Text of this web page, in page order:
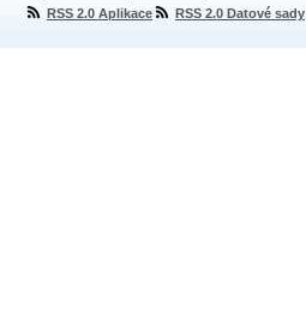
RSS 2.0 Aplikace
RSS 2.0 Datové sady